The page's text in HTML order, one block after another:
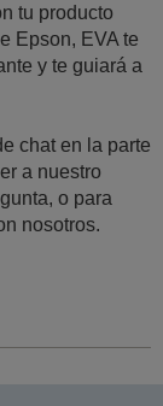
tu producto
Epson, EVA te
y te guiará a
chat en la parte
a nuestro
o para
nosotros.